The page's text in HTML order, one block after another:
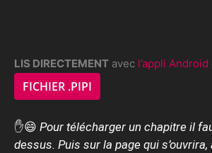
LIS DIRECTEMENT avec l’appli Android
FICHIER .PIPI
✋😄 Pour télécharger un chapitre il
dessus. Puis sur la page qui